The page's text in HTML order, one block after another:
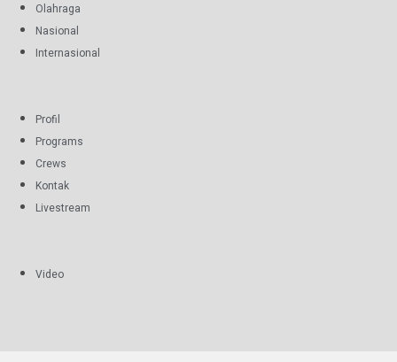
Olahraga
Nasional
Internasional
Profil
Programs
Crews
Kontak
Livestream
Video